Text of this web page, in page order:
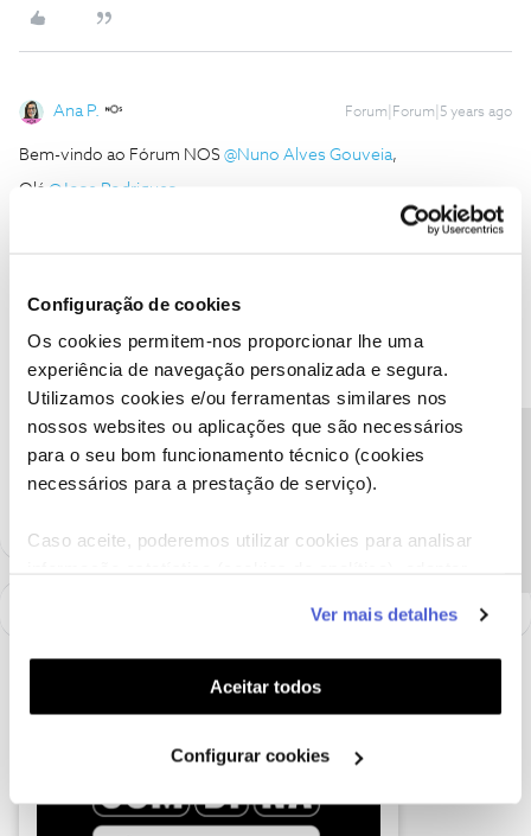
Configuração de cookies
Os cookies permitem-nos proporcionar lhe uma
experiência de navegação personalizada e segura.
Utilizamos cookies e/ou ferramentas similares nos
nossos websites ou aplicações que são necessários
para o seu bom funcionamento técnico (cookies
necessários para a prestação de serviço).
Caso aceite, poderemos utilizar cookies para analisar
funcionalidades (cookies de personalização e
funcionalidade) e adaptar anúncios aos seus interesses
(cookies de publicidade personalizada). Pode gerir a
utilização dos cookies clicando em "Configurar
Ver mais detalhes
Aceitar todos
Configurar cookies
Ana P. Forum|Forum|5 years ago
Bem-vindo ao Fórum NOS @Nuno Alves Gouveia,
Olá @Jose Rodrigues
Desde já, pedimos imensa desculpa pela demora na nossa
Para que nos seja possível ajudar, pedimos que nos envie uma
@Fórum, por favor.
Ajude a comunidade a encontrar informação relevante. Marque
como "Melhor Resposta" e faça "Like" nos melhores comentários.